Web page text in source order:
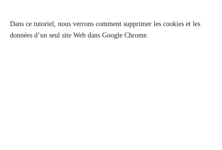
Dans ce tutoriel, nous verrons comment supprimer les cookies et les
données d’un seul site Web dans Google Chrome.